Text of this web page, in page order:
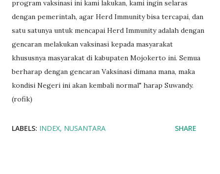
program vaksinasi ini kami lakukan, kami ingin selaras
dengan pemerintah, agar Herd Immunity bisa tercapai, dan
satu satunya untuk mencapai Herd Immunity adalah dengan
gencaran melakukan vaksinasi kepada masyarakat
khususnya masyarakat di kabupaten Mojokerto ini. Semua
berharap dengan gencaran Vaksinasi dimana mana, maka
kondisi Negeri ini akan kembali normal" harap Suwandy.
(rofik)
LABELS: INDEX NUSANTARA SHARE